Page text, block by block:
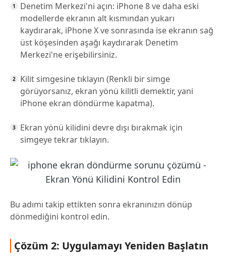
Denetim Merkezi'ni açın: iPhone 8 ve daha eski
modellerde ekranın alt kısmından yukarı
kaydırarak, iPhone X ve sonrasında ise ekranın sağ
üst köşesinden aşağı kaydırarak Denetim
Merkezi'ne erişebilirsiniz.
Kilit simgesine tıklayın (Renkli bir simge
görüyorsanız, ekran yönü kilitli demektir, yani
iPhone ekran döndürme kapatma).
Ekran yönü kilidini devre dışı bırakmak için
simgeye tekrar tıklayın.
Bu adımı takip ettikten sonra ekranınızın dönüp
dönmediğini kontrol edin.
Çözüm 2: Uygulamayı Yeniden Başlatın